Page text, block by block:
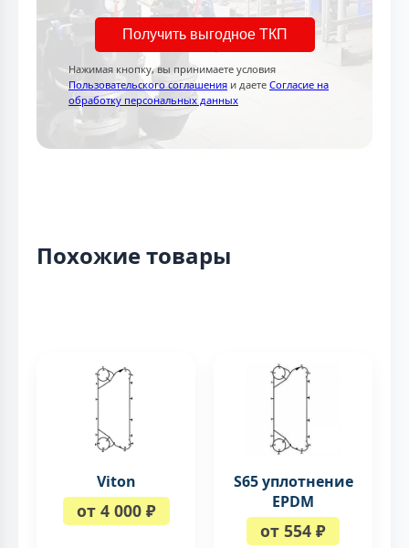
Получить выгодное ТКП
Нажимая кнопку, вы принимаете условия
Пользовательского соглашения и даете Согласие на
обработку персональных данных
Похожие товары
Viton
от 4 000 ₽
S65 уплотнение
EPDM
от 554 ₽